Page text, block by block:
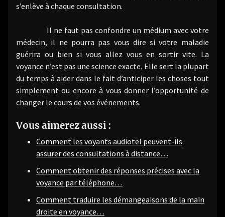
s’enlève à chaque consultation.
Il ne faut pas confondre un médium avec votre
médecin, il ne pourra pas vous dire si votre maladie
guérira ou bien si vous allez vous en sortir vite. La
voyance n’est pas une science exacte. Elle sert la plupart
du temps à aider dans le fait d’anticiper les choses tout
simplement ou encore à vous donner l’opportunité de
changer le cours de vos événements.
Vous aimerez aussi :
Comment les voyants audiotel peuvent-ils
assurer des consultations à distance…
Comment obtenir des réponses précises avec la
voyance par téléphone…
Comment traduire les démangeaisons de la main
droite en voyance…